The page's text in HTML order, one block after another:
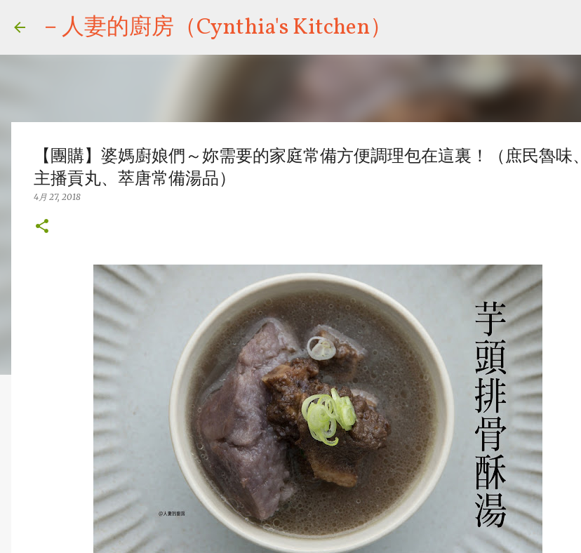
－人妻的廚房（Cynthia's Kitchen）
【團購】婆媽廚娘們～妳需要的家庭常備方便調理包在這裏！（庶民魯味、
主播貢丸、萃唐常備湯品）
4月 27, 2018